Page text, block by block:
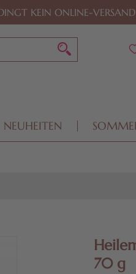
KEIN ONLINE-VERSAND
NEUHEITEN
70 g